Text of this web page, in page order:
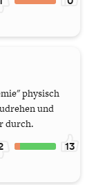
physisch
und
durch.
13